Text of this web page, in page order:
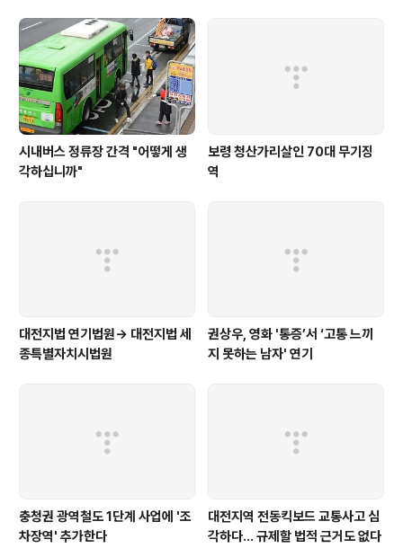
시내버스 정류장 간격 "어떻게 생
각하십니까"
보령 청산가리살인 70대 무기징
역
대전지법 연기법원→ 대전지법 세
종특별자치시법원
권상우, 영화 '통증’서 ‘고통 느끼
지 못하는 남자' 연기
충청권 광역철도 1단계 사업에 '조
차장역' 추가한다
대전지역 전동킥보드 교통사고 심
각하다… 규제할 법적 근거도 없다